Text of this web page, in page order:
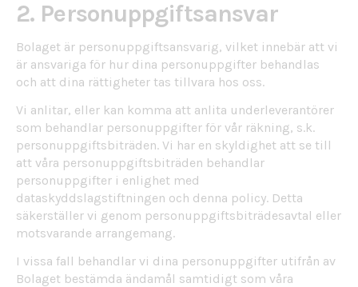
2. Personuppgiftsansvar
Bolaget är personuppgiftsansvarig, vilket innebär att vi
är ansvariga för hur dina personuppgifter behandlas
och att dina rättigheter tas tillvara hos oss.
Vi anlitar, eller kan komma att anlita underleverantörer
som behandlar personuppgifter för vår räkning, s.k.
personuppgiftsbiträden. Vi har en skyldighet att se till
att våra personuppgiftsbiträden behandlar
personuppgifter i enlighet med
dataskyddslagstiftningen och denna policy. Detta
säkerställer vi genom personuppgiftsbiträdesavtal eller
motsvarande arrangemang.
I vissa fall behandlar vi dina personuppgifter utifrån av
Bolaget bestämda ändamål samtidigt som våra